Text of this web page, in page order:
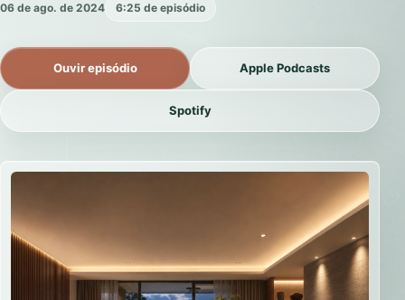
06 de ago. de 2024 6:25 de episódio
Ouvir episódio Apple Podcasts
Spotify